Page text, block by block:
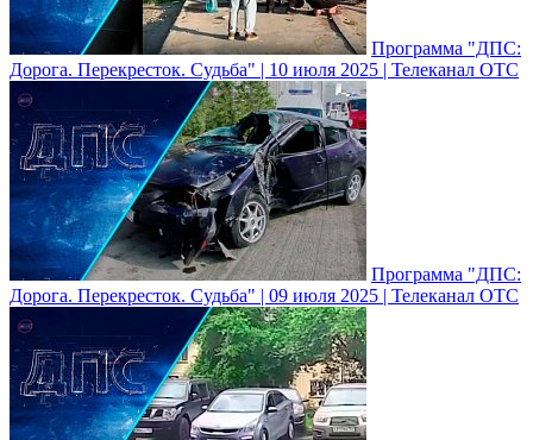
Программа "ДПС:
Дорога. Перекресток. Судьба" | 10 июля 2025 | Телеканал ОТС
Программа "ДПС:
Дорога. Перекресток. Судьба" | 09 июля 2025 | Телеканал ОТС